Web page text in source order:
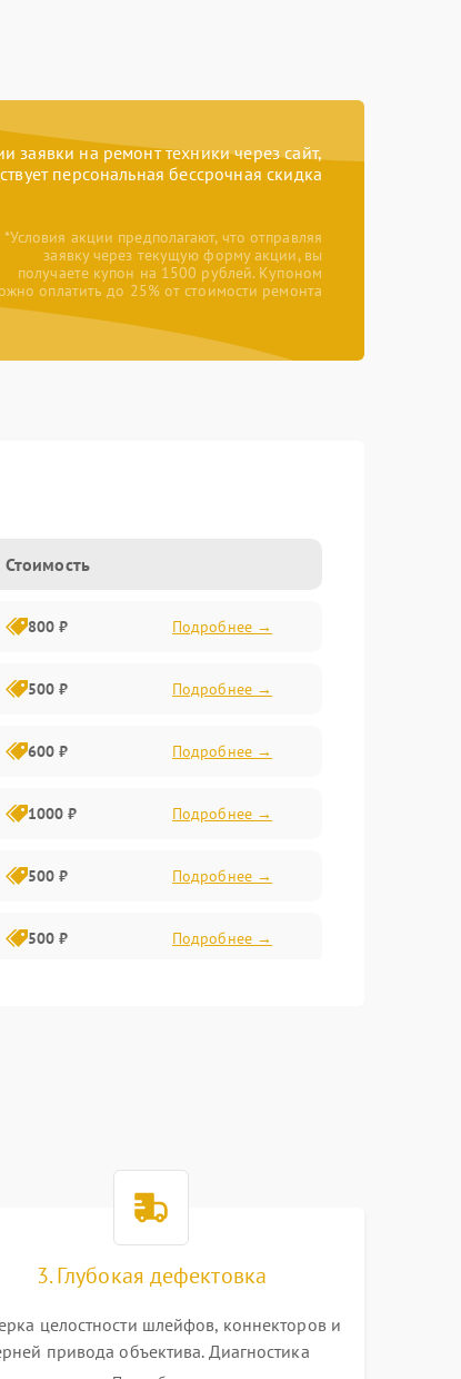
заявки на ремонт техники через сайт,
персональная бессрочная скидка
*Условия акции предполагают, что отправляя
заявку через текущую форму акции, вы
получаете купон на 1500 рублей. Купоном
оплатить до 25% от стоимости ремонта
Стоимость
800 ₽ Подробнее →
500 ₽ Подробнее →
600 ₽ Подробнее →
1000 ₽ Подробнее →
500 ₽ Подробнее →
500 ₽ Подробнее →
3. Глубокая дефектовка
целостности шлейфов, коннекторов и
привода объектива. Диагностика